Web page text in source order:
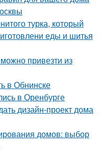
турка, который
еды и шитья
привезти из
в Обнинске
в Оренбурге
дизайн-проект дома
домов: выбор